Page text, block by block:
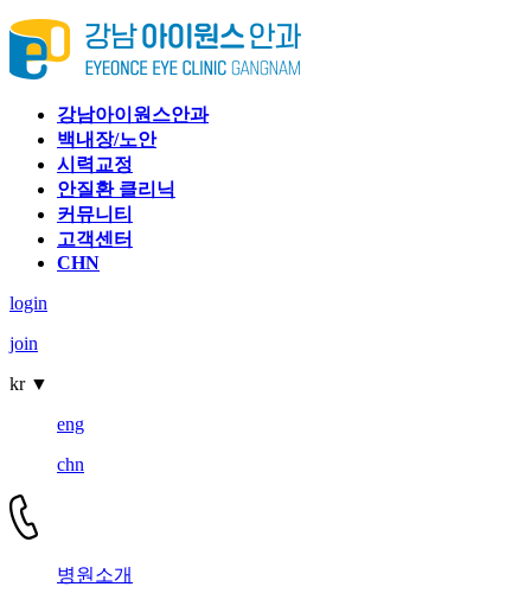
강남아이원스안과
백내장/노안
시력교정
안질환 클리닉
커뮤니티
고객센터
CHN
login
join
kr ▼
eng
chn
병원소개